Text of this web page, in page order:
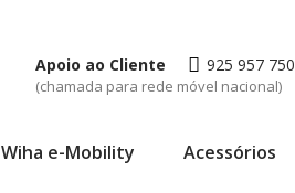
Apoio ao Cliente 925 957 750
(chamada para rede móvel nacional)
Wiha e-Mobility Acessórios